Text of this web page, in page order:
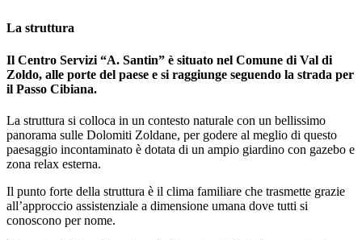
La struttura
Il Centro Servizi “A. Santin” è situato nel Comune di Val di
Zoldo, alle porte del paese e si raggiunge seguendo la strada per
il Passo Cibiana.
La struttura si colloca in un contesto naturale con un bellissimo
panorama sulle Dolomiti Zoldane, per godere al meglio di questo
paesaggio incontaminato è dotata di un ampio giardino con gazebo e
zona relax esterna.
Il punto forte della struttura è il clima familiare che trasmette grazie
all’approccio assistenziale a dimensione umana dove tutti si
conoscono per nome.